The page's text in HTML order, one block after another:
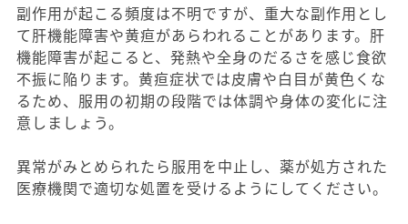
副作用が起こる頻度は不明ですが、重大な副作用とし
て肝機能障害や黄疸があらわれることがあります。肝
機能障害が起こると、発熱や全身のだるさを感じ食欲
不振に陥ります。黄疸症状では皮膚や白目が黄色くな
るため、服用の初期の段階では体調や身体の変化に注
意しましょう。
異常がみとめられたら服用を中止し、薬が処方された
医療機関で適切な処置を受けるようにしてください。